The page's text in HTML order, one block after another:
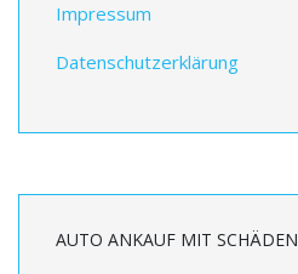
Impressum
Datenschutzerklärung
AUTO ANKAUF MIT SCHÄDEN